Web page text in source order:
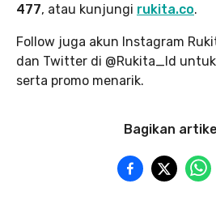
477, atau kunjungi rukita.co.
Follow juga akun Instagram
dan Twitter di @Rukita_Id
serta promo menarik.
Bagikan